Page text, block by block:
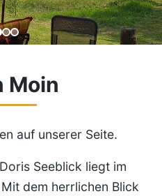
Moin
auf unserer Seite.
Seeblick liegt im
dem herrlichen Blick